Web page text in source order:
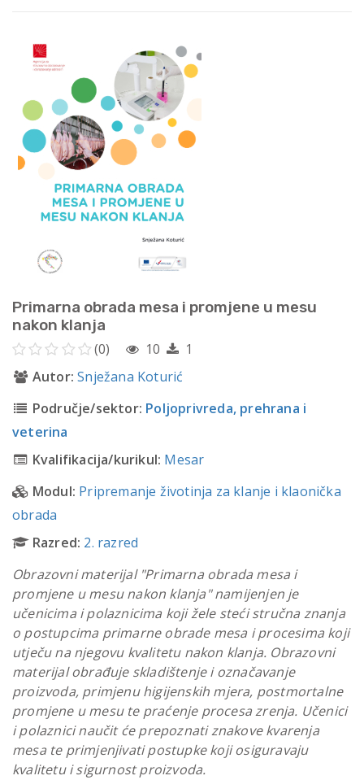
Primarna obrada mesa i promjene u mesu
nakon klanja
(0) 10
1
Autor: Snježana Koturić
Područje/sektor: Poljoprivreda, prehrana i
veterina
Kvalifikacija/kurikul: Mesar
Modul: Pripremanje životinja za klanje i klaonička
obrada
Razred: 2. razred
Obrazovni materijal "Primarna obrada mesa i
promjene u mesu nakon klanja" namijenjen je
učenicima i polaznicima koji žele steći stručna znanja
o postupcima primarne obrade mesa i procesima koji
utječu na njegovu kvalitetu nakon klanja. Obrazovni
materijal obrađuje skladištenje i označavanje
proizvoda, primjenu higijenskih mjera, postmortalne
promjene u mesu te praćenje procesa zrenja. Učenici
i polaznici naučit će prepoznati znakove kvarenja
mesa te primjenjivati postupke koji osiguravaju
kvalitetu i sigurnost proizvoda.